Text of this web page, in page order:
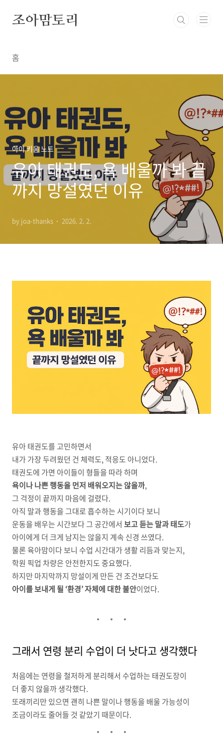
조아맘토리
홈
아이 키움 노트
유아 태권도, 욕 배울까 봐 끝
까지 망설였던 이유
by joa-thanks 2026. 2. 2.
유아 태권도를 고민하면서
내가 가장 두려웠던 건 체력도, 적응도 아니었다.
태권도에 가면 아이들이 형들을 따라 하며
욕이나 나쁜 행동을 먼저 배워오지는 않을까,
그 걱정이 끝까지 마음에 걸렸다.
아직 말과 행동을 그대로 흡수하는 시기이다 보니
운동을 배우는 시간보다 그 공간에서 보고 듣는 말과 태도가
아이에게 더 크게 남지는 않을지 계속 신경 쓰였다.
물론 육아맘이다 보니 수업 시간대가 생활 리듬과 맞는지,
학원 픽업 차량은 안전한지도 중요했다.
하지만 마지막까지 망설이게 만든 건 조건보다도
아이를 보내게 될 ‘환경’ 자체에 대한 불안이었다.
그래서 연령 분리 수업이 더 낫다고 생각했다
처음에는 연령을 철저하게 분리해서 수업하는 태권도장이
더 좋지 않을까 생각했다.
또래끼리만 있으면 괜히 나쁜 말이나 행동을 배울 가능성이
조금이라도 줄어들 것 같았기 때문이다.